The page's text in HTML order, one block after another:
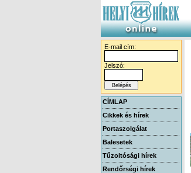
E-mail cím:
Jelszó:
CÍMLAP
Cikkek és hírek
Portaszolgálat
Balesetek
Tűzoltósági hírek
Rendőrségi hírek